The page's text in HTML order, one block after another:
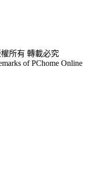
所有 轉載必究
of PChome Online